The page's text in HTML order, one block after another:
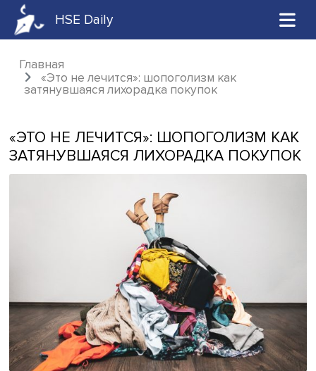
HSE Daily
Главная
«Это не лечится»: шопоголизм как
«ЭТО НЕ ЛЕЧИТСЯ»: ШОПОГОЛИЗМ
ЗАТЯНУВШАЯСЯ ЛИХОРАДКА